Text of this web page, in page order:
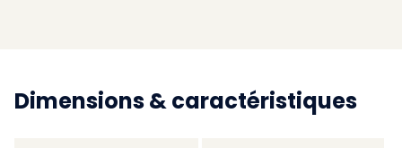
Dimensions & caractéristiques